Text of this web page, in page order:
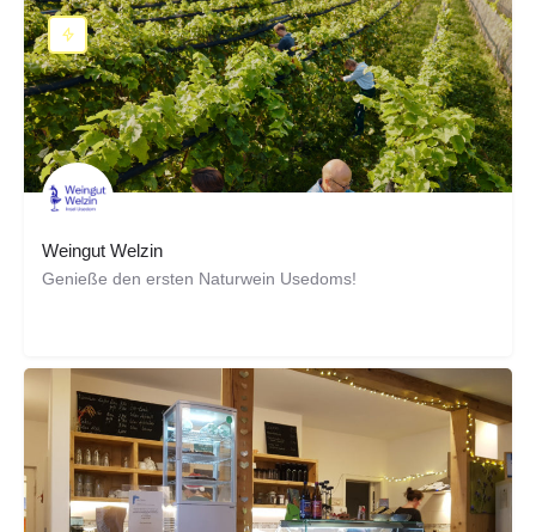
Weingut Welzin
Genieße den ersten Naturwein Usedoms!